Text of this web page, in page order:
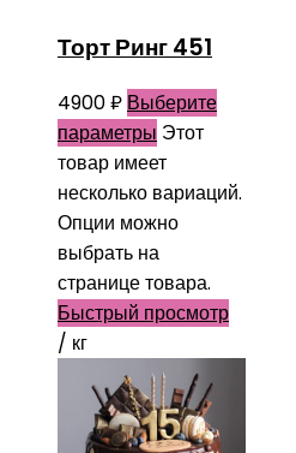
Торт Ринг 451
4900₽ Выберите
параметры Этот
товар имеет
несколько вариаций.
Опции можно
выбрать на
странице товара.
Быстрый просмотр
/ кг